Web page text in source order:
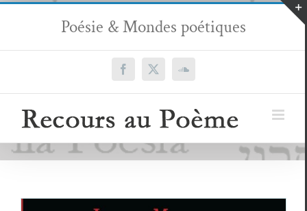
Passer
contenu
Poésie & Mondes poétiques
Facebook
X SoundCloud